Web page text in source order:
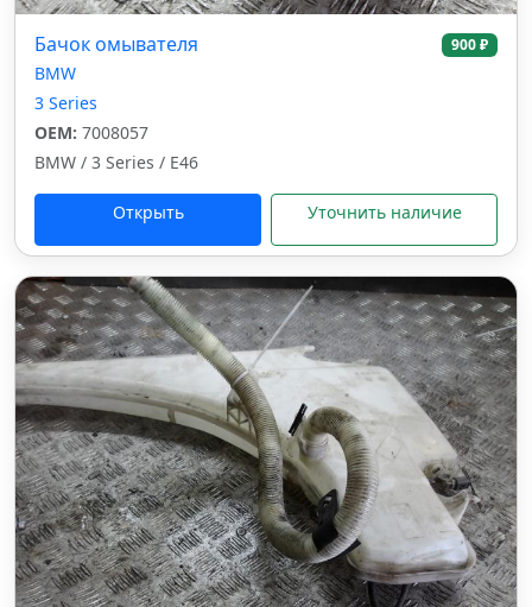
Бачок омывателя 900 ₽
BMW
3 Series
OEM: 7008057
BMW / 3 Series / E46
Открыть Уточнить наличие